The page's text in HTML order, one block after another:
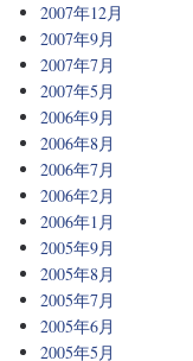
2007年12月
2007年9月
2007年7月
2007年5月
2006年9月
2006年8月
2006年7月
2006年2月
2006年1月
2005年9月
2005年8月
2005年7月
2005年6月
2005年5月